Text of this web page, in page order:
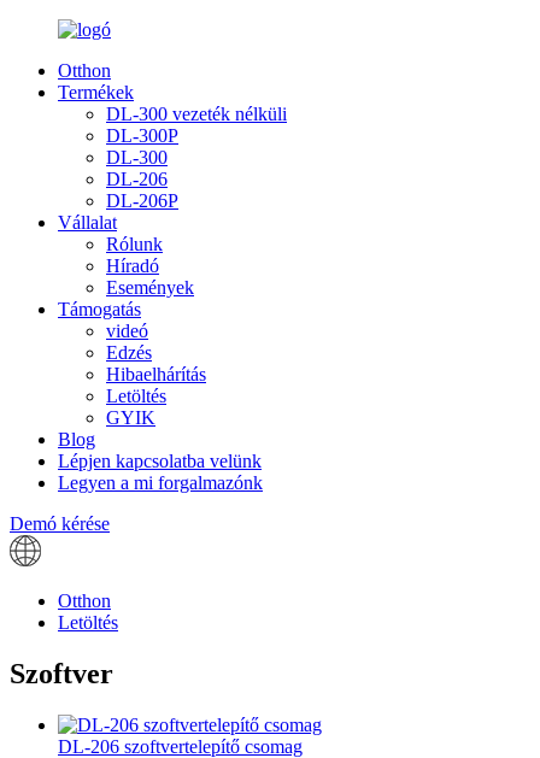
Otthon
Termékek
DL-300 vezeték nélküli
DL-300P
DL-300
DL-206
DL-206P
Vállalat
Rólunk
Híradó
Események
Támogatás
videó
Edzés
Hibaelhárítás
Letöltés
GYIK
Blog
Lépjen kapcsolatba velünk
Legyen a mi forgalmazónk
Demó kérése
Otthon
Letöltés
Szoftver
DL-206 szoftvertelepítő csomag